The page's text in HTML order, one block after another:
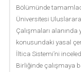
Bölümünde
Üniversitesi
Çalışmaları alanında
konusundaki yasal
İltica Sistemi’ni
Birliğinde çalışmaya